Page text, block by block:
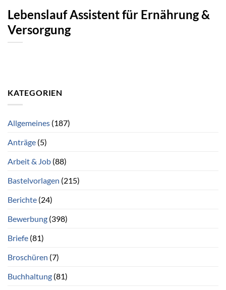
Lebenslauf Assistent für Ernährung &
Versorgung
KATEGORIEN
Allgemeines (187)
Anträge (5)
Arbeit & Job (88)
Bastelvorlagen (215)
Berichte (24)
Bewerbung (398)
Briefe (81)
Broschüren (7)
Buchhaltung (81)